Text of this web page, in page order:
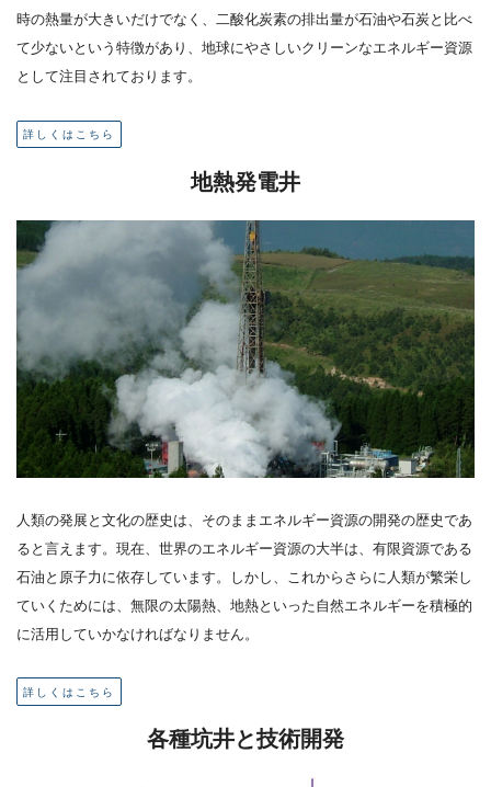
時の熱量が大きいだけでなく、二酸化炭素の排出量が石油や石炭と比べ
て少ないという特徴があり、地球にやさしいクリーンなエネルギー資源
として注目されております。
詳しくはこちら
地熱発電井
人類の発展と文化の歴史は、そのままエネルギー資源の開発の歴史であ
ると言えます。現在、世界のエネルギー資源の大半は、有限資源である
石油と原子力に依存しています。しかし、これからさらに人類が繁栄し
ていくためには、無限の太陽熱、地熱といった自然エネルギーを積極的
に活用していかなければなりません。
詳しくはこちら
各種坑井と技術開発